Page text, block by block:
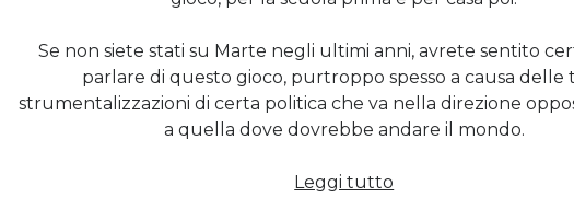
Se non siete stati su Marte negli ultimi anni, avrete sentito
parlare di questo gioco, purtroppo spesso a causa delle
strumentalizzazioni di certa politica che va nella direzione
a quella dove dovrebbe andare il mondo.
Leggi tutto